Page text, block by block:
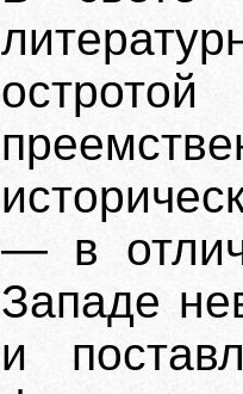
остротой
— в
Западе
и